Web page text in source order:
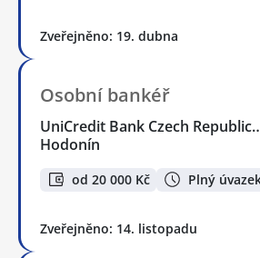
Zveřejněno: 19. dubna
Osobní bankéř
UniCredit Bank Czech
Hodonín
od 20 000 Kč Plný
Zveřejněno: 14. listopadu